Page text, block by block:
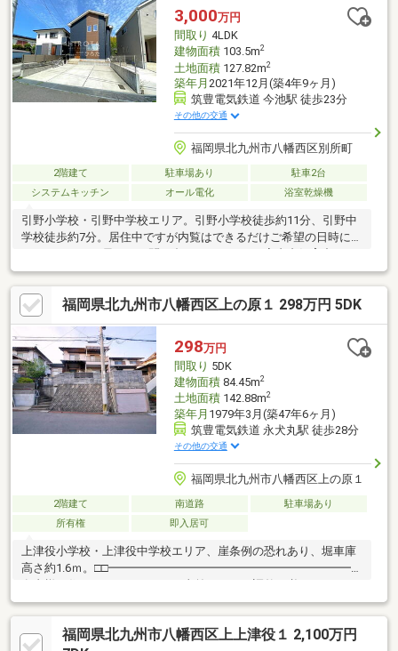
日、第2、3火曜日） この時間帯はお電話でのお問い合わせがスム
ーズにご案内できます。右下の電話ボタンをタッチ！もしくはお
気軽にお電話ください ＞＞＞0120-210-393
3,000万円
間取り 4LDK
建物面積103.5m2
土地面積127.82m2
築年月 2021年12月(築4年9ヶ月)
筑豊電気鉄道 今池駅 徒歩23分
その他の交通
福岡県北九州市八幡西区別所町
2階建て 駐車場あり
駐車2台
システムキッチン
オール電化 浴室乾燥機
引野小学校・引野中学校エリア。引野小学校徒歩約11分、引野中
学校徒歩約7分。居住中ですが内覧はできるだけご希望の日時に合
□□━━━━━━━━━━━━━━━━━━━━━所有者様が住ん
でおられますので事前に日程調整が必要です。できるだけご希望
日で調整をしますのでお早めにご連絡ください。営業時間 10時～
16時（休：水曜日、第2、3火曜日） お気軽にお電話ください
0120-210-393━━━━━━━━━━━━━━━━━━━━━━□□
福岡県北九州市八幡西区上の原１ 298万円 5DK
298万円
間取り 5DK
建物面積84.45m2
土地面積142.88m2
築年月 1979年3月(築47年6ヶ月)
筑豊電気鉄道 永犬丸駅 徒歩28分
その他の交通
福岡県北九州市八幡西区上の原１
2階建て 南道路
駐車場あり
所有権
即入居可
上津役小学校・上津役中学校エリア、崖条例の恐れあり、堀車庫
高さ約1.6ｍ。□□━━━━━━━━━━━━━━━━━━━━━所
有者様が住んでおられますので事前に日程の調整が必要です。で
きるだけご希望のお日にちで調整を致しますのでお早めにご連絡
ください。営業時間 10時～16時（休：水曜日、第2、3火曜日）
この時間帯はお電話でのお問い合わせがスムーズにご案内できま
福岡県北九州市八幡西区上上津役１ 2,100万円